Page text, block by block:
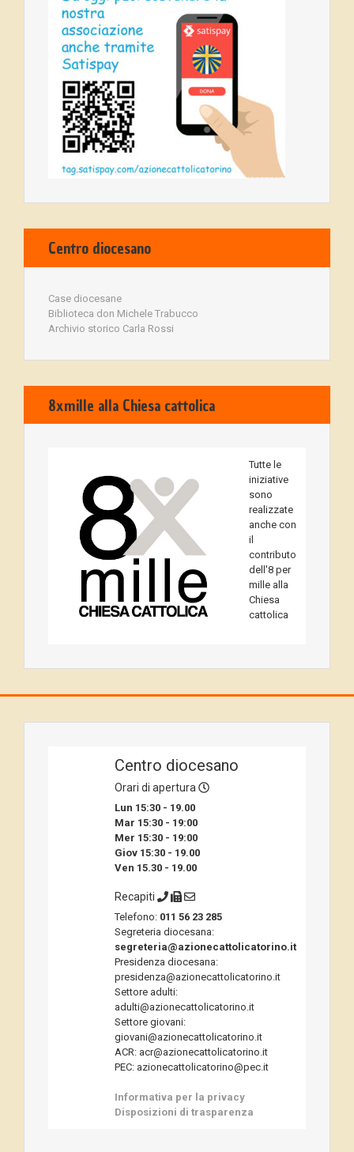
Centro diocesano
Case diocesane
Biblioteca don Michele Trabucco
Archivio storico Carla Rossi
8xmille alla Chiesa cattolica
Tutte le
iniziative
sono
realizzate
anche con
il
contributo
dell'8 per
mille alla
Chiesa
cattolica
Centro diocesano
Orari di apertura
Lun 15:30 - 19.00
Mar 15:30 - 19:00
Mer 15:30 - 19:00
Giov 15:30 - 19.00
Ven 15.30 - 19.00
Recapiti
Telefono: 011 56 23 285
Segreteria diocesana:
segreteria@azionecattolicatorino.it
Presidenza diocesana:
presidenza@azionecattolicatorino.it
Settore adulti:
adulti@azionecattolicatorino.it
Settore giovani:
giovani@azionecattolicatorino.it
ACR: acr@azionecattolicatorino.it
PEC: azionecattolicatorino@pec.it
Informativa per la privacy
Disposizioni di trasparenza